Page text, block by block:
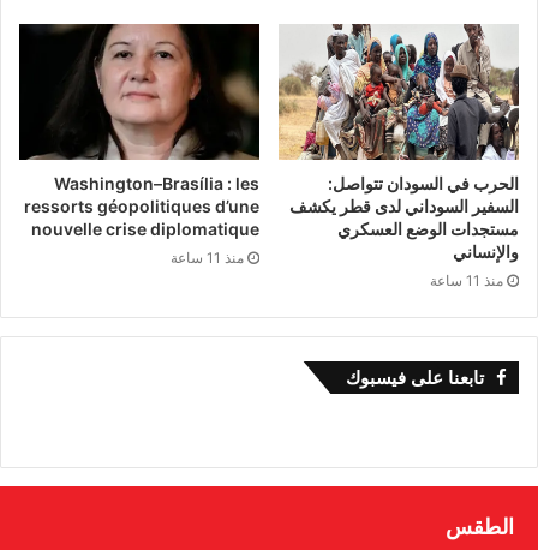
الحرب في السودان تتواصل:
السفير السوداني لدى قطر يكشف
مستجدات الوضع العسكري
والإنساني
منذ 11 ساعة
Washington–Brasília : les
ressorts géopolitiques d’une
nouvelle crise diplomatique
منذ 11 ساعة
تابعنا على فيسبوك
الطقس